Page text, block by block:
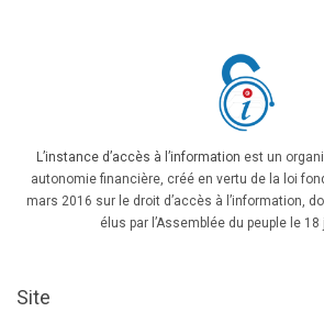
L’instance d’accès à l’information est un
autonomie financière, créé en vertu de la loi
mars 2016 sur le droit d’accès à l’information,
élus par l’Assemblée du peuple le
Site